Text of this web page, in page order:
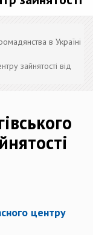
в Україні
зайнятості від
центру